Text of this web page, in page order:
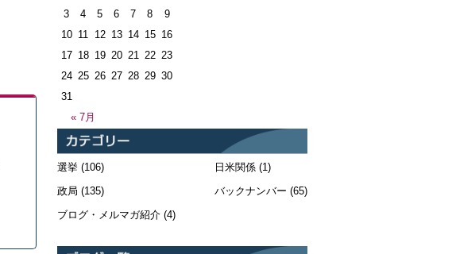
« 7月
3
4 5 6 7 8
9
10 11 12 13 14 15 16
17 18 19 20 21 22 23
24 25 26 27 28 29 30
31
選挙 (106)
政局 (135)
ブログ・メルマガ紹介 (4)
日米関係(1)
バックナンバー (65)